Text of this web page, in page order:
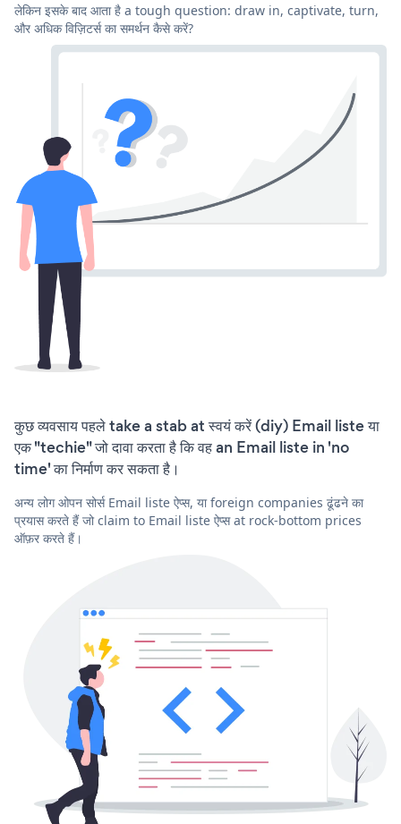
लेकिन इसके बाद आता है a tough question: draw in, captivate, turn,
और अधिक विज़िटर्स का समर्थन कैसे करें?
कुछ व्यवसाय पहले take a stab at स्वयं करें (diy) Email liste या
एक "techie" जो दावा करता है कि वह an Email liste in 'no
time' का निर्माण कर सकता है।
अन्य लोग ओपन सोर्स Email liste ऐप्स, या foreign companies ढूंढने का
प्रयास करते हैं जो claim to Email liste ऐप्स at rock-bottom prices
ऑफ़र करते हैं।